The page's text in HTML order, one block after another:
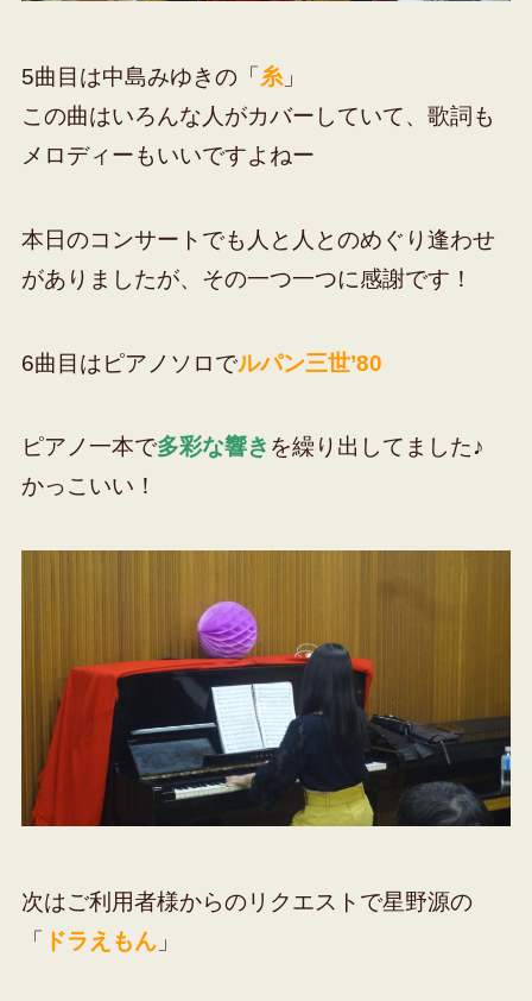
5曲目は中島みゆきの「 糸」
この曲はいろんな人がカバーしていて、歌詞も
メロディーもいいですよねー
本日のコンサートでも人と人とのめぐり逢わせ
がありましたが、その一つ一つに感謝です！
6曲目はピアノソロでルパン三世’80
ピアノ一本で多彩な響き を繰り出してました♪
かっこいい！
次はご利用者様からのリクエストで星野源の
「
ドラえもん」